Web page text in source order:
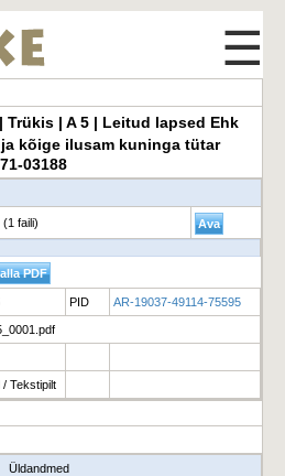
☰
Trükis | A 5 | Leitud lapsed Ehk
kõige ilusam kuninga tütar
03188
(1 faili)
PID AR-19037-49114-75595
/ Tekstipilt
Üldandmed